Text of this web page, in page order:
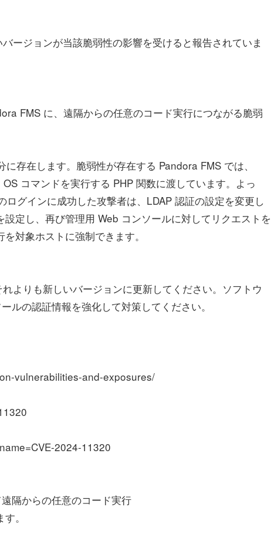
ージョンが当該脆弱性の影響を受けると報告されていま
FMS に、遠隔からの任意のコード実行につながる脆弱
存在します。脆弱性が存在する Pandora FMS では、
コマンドを実行する PHP 関数に渡しています。よっ
グインに成功した攻撃者は、LDAP 認証の設定を変更し
定し、再び管理用 Web コンソールに対してリクエストを
対象ホストに強制できます。
よりも新しいバージョンに更新してください。ソフトウ
ルの認証情報を強化して対策してください。
vulnerabilities-and-exposures/
2024-11320
隔からの任意のコード実行
。